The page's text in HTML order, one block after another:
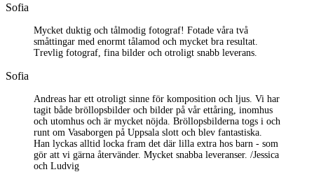
Sofia
Mycket duktig och tålmodig fotograf! Fotade våra två
småttingar med enormt tålamod och mycket bra resultat.
Trevlig fotograf, fina bilder och otroligt snabb leverans.
Sofia
Andreas har ett otroligt sinne för komposition och ljus. Vi har
tagit både bröllopsbilder och bilder på vår ettåring, inomhus
och utomhus och är mycket nöjda. Bröllopsbilderna togs i och
runt om Vasaborgen på Uppsala slott och blev fantastiska.
Han lyckas alltid locka fram det där lilla extra hos barn - som
gör att vi gärna återvänder. Mycket snabba leveranser. /Jessica
och Ludvig